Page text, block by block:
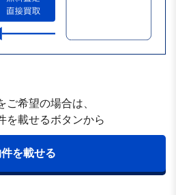
ご希望の場合は、
を載せるボタンから
を載せる